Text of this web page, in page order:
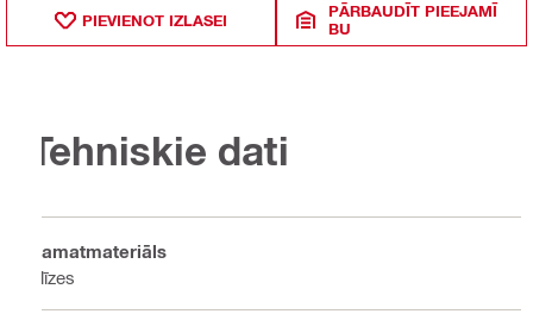
PIEVIENOT IZLASEI
PĀRBAUDĪT PIEEJAMĪ
BU
Tehniskie dati
Pamatmateriāls
Flīzes